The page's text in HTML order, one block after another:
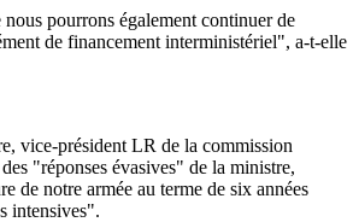
pourrons également continuer de
de financement interministériel", a-t-elle
vice-président LR de la commission
"réponses évasives" de la ministre,
de notre armée au terme de six années
intensives".